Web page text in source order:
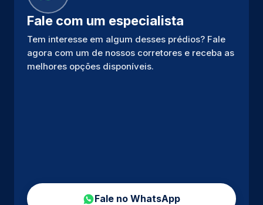
Fale com um especialista
Tem interesse em algum desses prédios? Fale
agora com um de nossos corretores e receba as
melhores opções disponíveis.
Fale no WhatsApp